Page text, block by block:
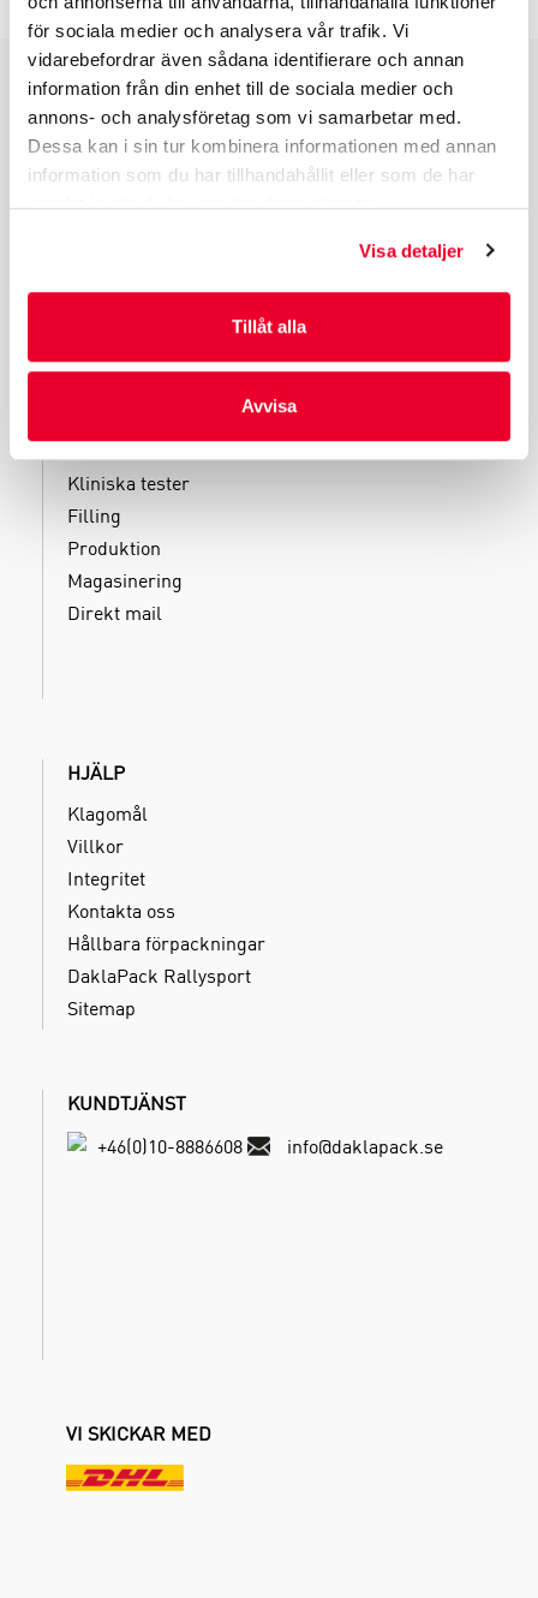
för sociala medier och analysera vår trafik. Vi
vidarebefordrar även sådana identifierare och annan
information från din enhet till de sociala medier och
annons- och analysföretag som vi samarbetar med.
Dessa kan i sin tur kombinera informationen med annan
information som du har tillhandahållit eller som de har
samlat in när du har använt deras tjänster.
Visa detaljer
Tillåt alla
Avvisa
PRODUKTGRUPPER
INDUSTRIFÖRPACKNINGAR
REKLAMFÖRPACKNINGAR
KUVERT OCH POSTFÖRPACKNINGAR
TJÄNSTER
Kliniska tester
Filling
Produktion
Magasinering
Direkt mail
HJÄLP
Klagomål
Villkor
Integritet
Kontakta oss
Hållbara förpackningar
DaklaPack Rallysport
Sitemap
KUNDTJÄNST
+46(0)10-8886608
info@daklapack.se
VI SKICKAR MED